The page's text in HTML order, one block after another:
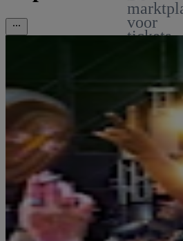
voor
tickets